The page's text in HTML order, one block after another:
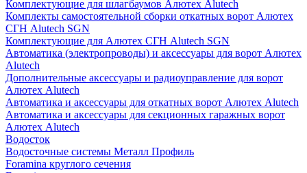
Комплектующие для шлагбаумов Алютех Alutech
Комплекты самостоятельной сборки откатных ворот Алютех
СГН Alutech SGN
Комплектующие для Алютех СГН Alutech SGN
Автоматика (электропроводы) и аксессуары для ворот Алютех
Alutech
Дополнительные аксессуары и радиоуправление для ворот
Алютех Alutech
Автоматика и аксессуары для откатных ворот Алютех Alutech
Автоматика и аксессуары для секционных гаражных ворот
Алютех Alutech
Водосток
Водосточные системы Металл Профиль
Foramina круглого сечения